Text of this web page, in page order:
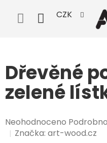
obsah
CZK
Dřevěné
zelené
Průměrné
hodnocení
Neohodnoceno
Značka:art-wood.cz